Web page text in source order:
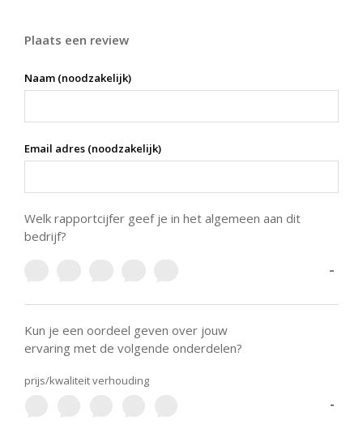
Plaats een review
Naam (noodzakelijk)
Email adres (noodzakelijk)
Welk rapportcijfer geef je in het algemeen aan dit
bedrijf?
-
Kun je een oordeel geven over jouw
ervaring met de volgende onderdelen?
prijs/kwaliteit verhouding
-